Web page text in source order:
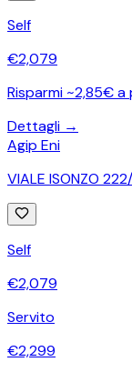
Self
€2,079
Risparmi ~2,85€ a
Dettagli →
Agip Eni
VIALE ISONZO
Self
€2,079
Servito
€2,299